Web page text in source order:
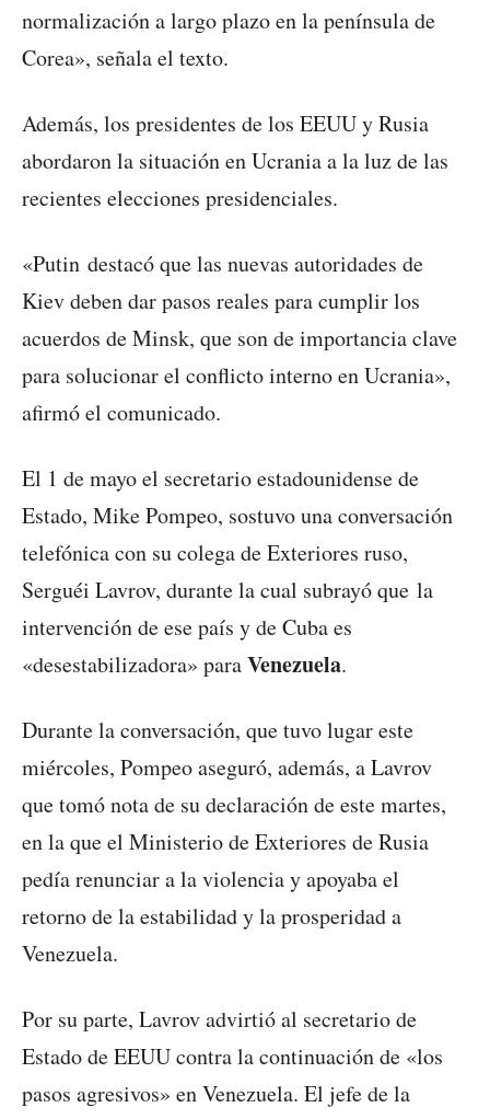
normalización a largo plazo en la península de
Corea», señala el texto.
Además, los presidentes de los EEUU y Rusia
abordaron la situación en Ucrania a la luz de las
recientes elecciones presidenciales.
«Putin destacó que las nuevas autoridades de
Kiev deben dar pasos reales para cumplir los
acuerdos de Minsk, que son de importancia clave
para solucionar el conflicto interno en Ucrania»,
afirmó el comunicado.
El 1 de mayo el secretario estadounidense de
Estado, Mike Pompeo, sostuvo una conversación
telefónica con su colega de Exteriores ruso,
Serguéi Lavrov, durante la cual subrayó que la
intervención de ese país y de Cuba es
«desestabilizadora» paraVenezuela.
Durante la conversación, que tuvo lugar este
miércoles, Pompeo aseguró, además, a Lavrov
que tomó nota de su declaración de este martes,
en la que el Ministerio de Exteriores de Rusia
pedía renunciar a la violencia y apoyaba el
retorno de la estabilidad y la prosperidad a
Venezuela.
Por su parte, Lavrov advirtió al secretario de
Estado de EEUU contra la continuación de «los
pasos agresivos» en Venezuela. El jefe de la